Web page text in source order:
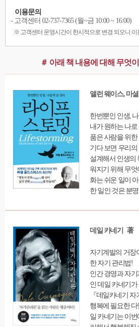
이용문의
- 고객센터 02-737-7365 (월~금 10:00 ~ 16:00)
※ 고객센터 운영시간이 한시적으로 변경 되오니 이
＃ 아래 책 내용에 대해 무엇
앨런 웨이스, 마
한번뿐인 인생,
내가 원하는 나
품은 사람을 위
기다 보면 우리의
설계해서 인생의
워지기 위해 무엇
화는 쉬운 일이
한 일인 것은 분
해서 우리 행동
마지막 책장을 덮
인생 목표를 선
인생 목표는 어떻
지나면서 우리의
을 반영하면서 인
있는 방법은 무
아볼 수 있다.
데일 카네기 著
자기계발의 거장
한 자기 관리법!
인간 경영과 자
인 데일 카네기
『데일카네기
행복에 필요한 다
일 카네기는 이